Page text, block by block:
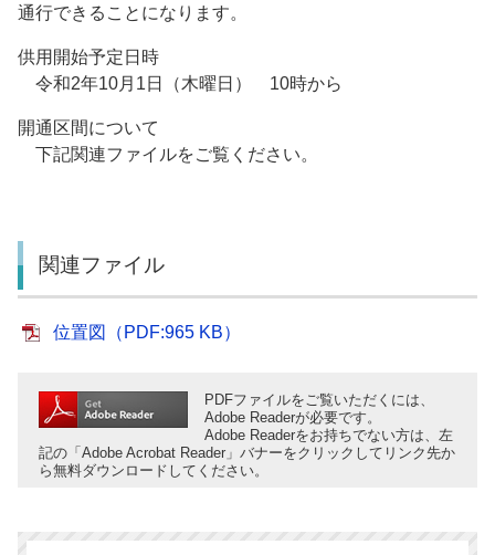
通行できることになります。
供用開始予定日時
令和2年10月1日（木曜日） 10時から
開通区間について
下記関連ファイルをご覧ください。
関連ファイル
位置図（PDF:965 KB）
PDFファイルをご覧いただくには、
Adobe Readerが必要です。
Adobe Readerをお持ちでない方は、左
記の「Adobe Acrobat Reader」バナーをクリックしてリンク先か
ら無料ダウンロードしてください。